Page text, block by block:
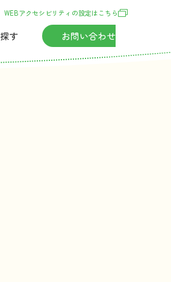
WEBアクセシビリティの設定はこちら
探す お問い合わせ